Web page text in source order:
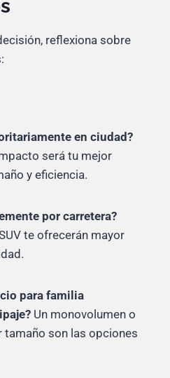
reflexiona sobre
en ciudad?
será tu mejor
y eficiencia.
por carretera?
te ofrecerán mayor
para familia
Un monovolumen o
tamaño son las opciones